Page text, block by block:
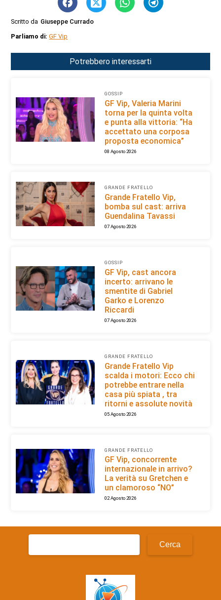
Scritto da Giuseppe Currado
Parliamo di:GF Vip
Potrebbero interessarti
GOSSIP
GF Vip, Valeria Marini
torna per la quinta volta
e punta alla vittoria: “Ha
accettato una corposa
proposta economica”
08 Agosto 2026
GRANDE FRATELLO
Grande Fratello Vip,
bomba sul cast: arriva
Guendalina Tavassi
07 Agosto 2026
GOSSIP
GF Vip, cast ancora
incerto: arrivano le
smentite di Gabriel
Garko e Lorenzo
Riccardi
07 Agosto 2026
GRANDE FRATELLO
Grande Fratello Vip
scalda i motori: Ecco chi
potrebbe entrare nella
casa più spiata , tra
ritorni e assolute novità
05 Agosto 2026
GRANDE FRATELLO
GF Vip, concorrente
internazionale in arrivo?
La verità su Gretchen e
un clamoroso “NO”
02 Agosto 2026